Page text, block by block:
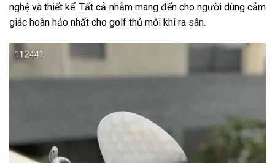
nghệ và thiết kế. Tất cả nhằm mang đến cho người dùng cảm
giác hoàn hảo nhất cho golf thủ mỗi khi ra sân.